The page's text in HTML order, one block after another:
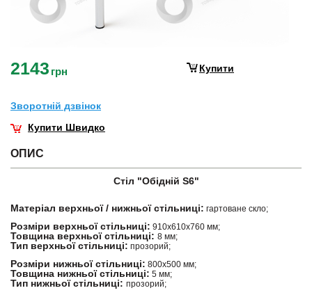
2143 грн Купити
Зворотнiй дзвiнок
Купити Швидко
ОПИС
Стіл "Обідній S6"
Матеріал верхньої / нижньої стільниці: гартоване скло;
Розміри верхньої стільниці: 910х610х760 мм;
Товщина верхньої стільниці: 8 мм;
Тип верхньої стільниці: прозорий;
Розміри нижньої стільниці: 800х500 мм;
Товщина нижньої стільниці: 5 мм;
Тип нижньої стільниці: прозорий;